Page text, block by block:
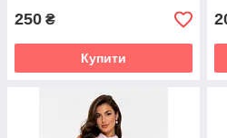
250 ₴
Купити